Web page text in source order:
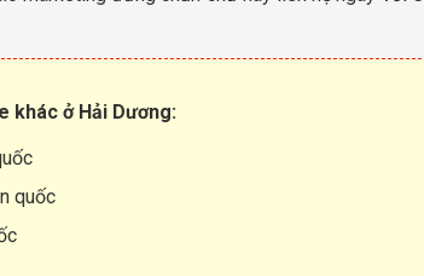
khác ở Hải Dương:
quốc